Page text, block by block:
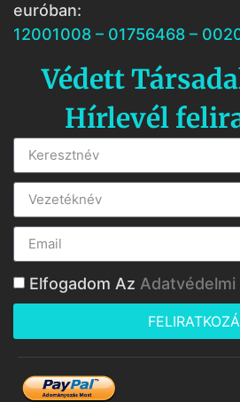
euróban:
12001008 – 01756468 –
Védett
Hírlevél
Elfogadom Az